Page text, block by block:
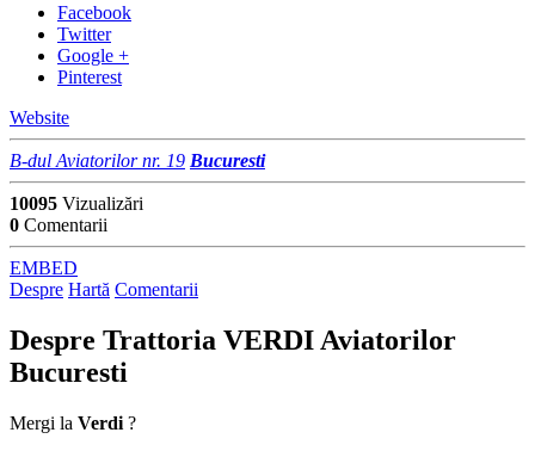
Facebook
Twitter
Google +
Pinterest
Website
B-dul Aviatorilor nr. 19 Bucuresti
10095 Vizualizări
0 Comentarii
EMBED
Despre Hartă Comentarii
Despre Trattoria VERDI Aviatorilor
Bucuresti
Mergi la Verdi ?